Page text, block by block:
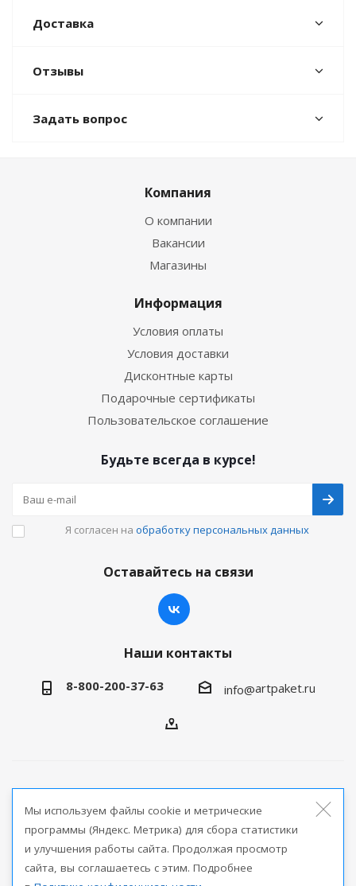
Доставка
Отзывы
Задать вопрос
Компания
О компании
Вакансии
Магазины
Информация
Условия оплаты
Условия доставки
Дисконтные карты
Подарочные сертификаты
Пользовательское соглашение
Будьте всегда в курсе!
Я согласен на обработку персональных данных
Оставайтесь на связи
Наши контакты
8-800-200-37-63 info@artpaket.ru
продукции
Версия для печати
Мы используем файлы cookie и метрические
программы (Яндекс. Метрика) для сбора статистики
и улучшения работы сайта. Продолжая просмотр
сайта, вы соглашаетесь с этим. Подробнее